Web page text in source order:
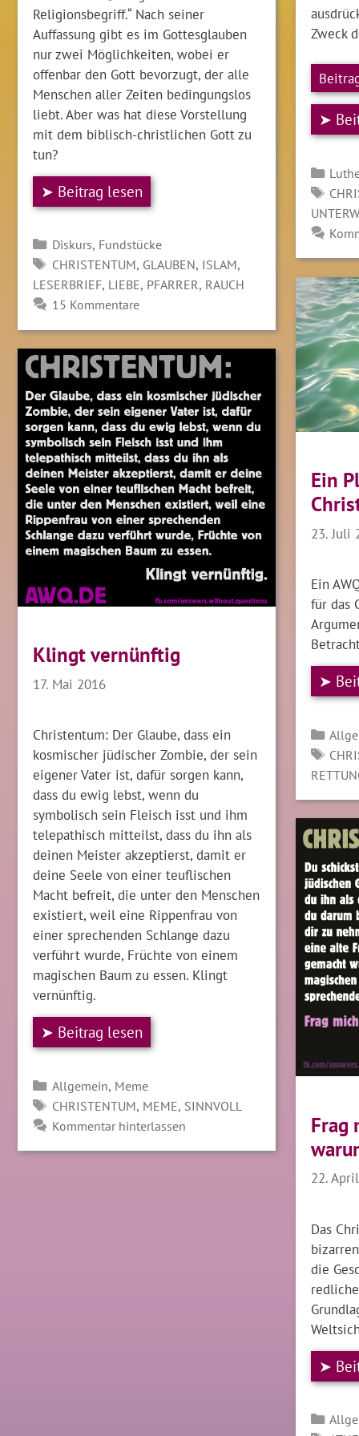
Zweck
➤
Religionsbegriff.“ Nach seiner
Auffassung gibt es im Gottesglauben
nur zwei Möglichkeiten, wobei er
offenbar den Gott bevorzugt, der alle
Menschen aller Zeiten bedingungslos
liebt. Aber was hat diese Vorstellung
mit dem biblisch-christlichen Gott zu
tun?
➤ Beitrag lesen
Kategorien
Diskurs, Fundstücke
SCHLAGWÖRTER
CHRISTENTUM, GLAUBEN, ISLAM,
LESERBRIEF, LIEBE, PFARRER, RAUCH
15 Kommentare
Ein
23. Juli
Ein
für das
➤
Klingt vernünftig
17. Mai 2016
Christentum: Der Glaube, dass ein
kosmischer jüdischer Zombie, der sein
eigener Vater ist, dafür sorgen kann,
dass du ewig lebst, wenn du
symbolisch sein Fleisch isst und ihm
telepathisch mitteilst, dass du ihn als
deinen Meister akzeptierst, damit er
deine Seele von einer teuflischen
Macht befreit, die unter den Menschen
existiert, weil eine Rippenfrau von
einer sprechenden Schlange dazu
verführt wurde, Früchte von einem
magischen Baum zu essen. Klingt
vernünftig.
➤ Beitrag lesen
Kategorien
Allgemein, Meme
SCHLAGWÖRTER
CHRISTENTUM, MEME, SINNVOLL
Kommentar hinterlassen
Frag
22.
Das
die
➤